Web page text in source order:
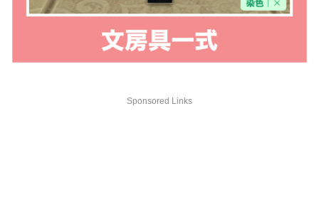
Sponsored Links